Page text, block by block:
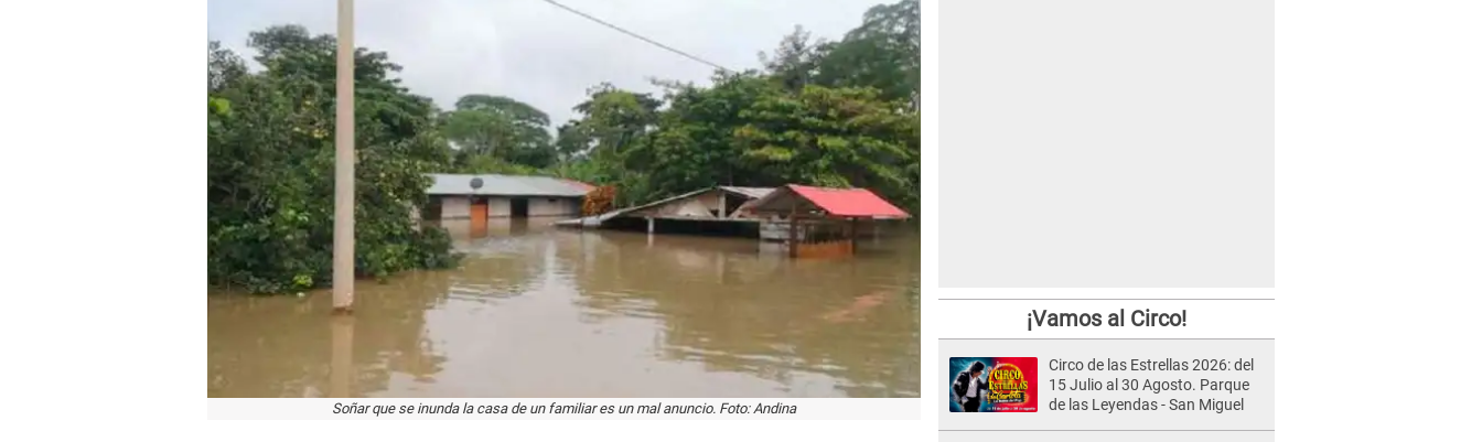
Soñar que se inunda la casa de un familiar es un mal anuncio. Foto: Andina
¡Vamos al Circo!
Circo de las Estrellas 2026: del
15 Julio al 30 Agosto. Parque
de las Leyendas - San Miguel